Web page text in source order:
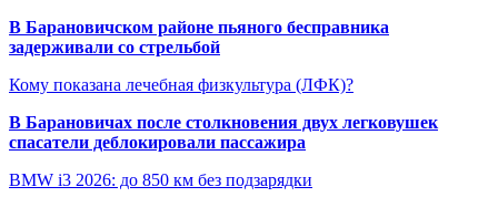
В Барановичском районе пьяного бесправника
задерживали со стрельбой
Кому показана лечебная физкультура (ЛФК)?
В Барановичах после столкновения двух легковушек
спасатели деблокировали пассажира
BMW i3 2026: до 850 км без подзарядки